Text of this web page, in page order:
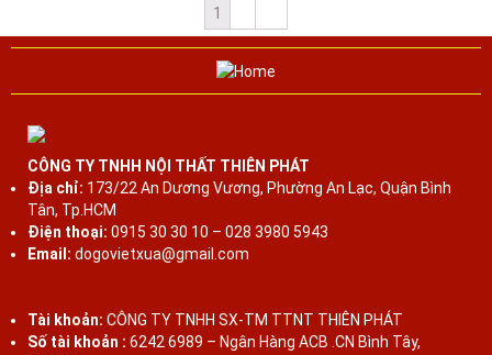
1
CÔNG TY TNHH NỘI THẤT THIÊN PHÁT
Địa chỉ: 173/22 An Dương Vương, Phường An Lạc, Quận Bình
Tân, Tp.HCM
Điện thoại: 0915 30 30 10 – 028 3980 5943
Email: dogovietxua@gmail.com
Tài khoản: CÔNG TY TNHH SX-TM TTNT THIÊN PHÁT
Số tài khoản : 6242 6989 – Ngân Hàng ACB .CN Bình Tây,